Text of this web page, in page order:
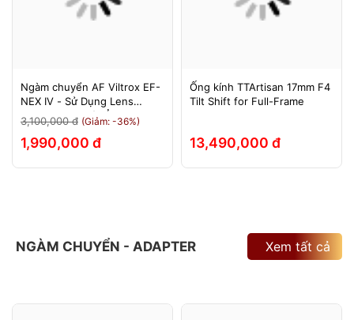
Ngàm chuyển AF Viltrox EF-
NEX IV - Sử Dụng Lens
Canon Trên Máy Ảnh Sony
E-Mount - Bảo Hành 12
Tháng.
3,100,000 đ (Giảm: -36%)
1,990,000 đ
Ống kính TTArtisan 17mm F4
Tilt Shift for Full-Frame
13,490,000 đ
NGÀM CHUYỂN - ADAPTER Xem tất cả